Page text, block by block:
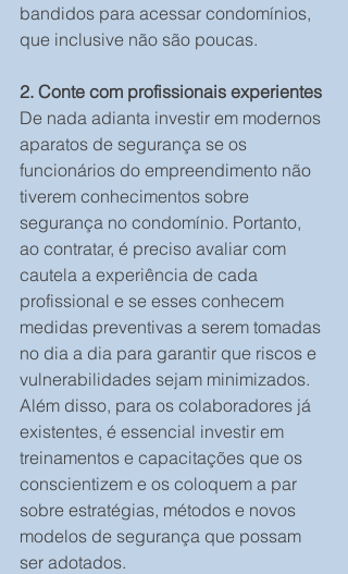
bandidos para acessar condomínios,
que inclusive não são poucas.
2. Conte com profissionais experientes
De nada adianta investir em modernos
aparatos de segurança se os
funcionários do empreendimento não
tiverem conhecimentos sobre
segurança no condomínio. Portanto,
ao contratar, é preciso avaliar com
cautela a experiência de cada
profissional e se esses conhecem
medidas preventivas a serem tomadas
no dia a dia para garantir que riscos e
vulnerabilidades sejam minimizados.
Além disso, para os colaboradores já
existentes, é essencial investir em
treinamentos e capacitações que os
conscientizem e os coloquem a par
sobre estratégias, métodos e novos
modelos de segurança que possam
ser adotados.